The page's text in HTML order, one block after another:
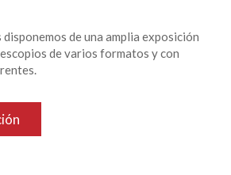
de una amplia exposición
de varios formatos y con